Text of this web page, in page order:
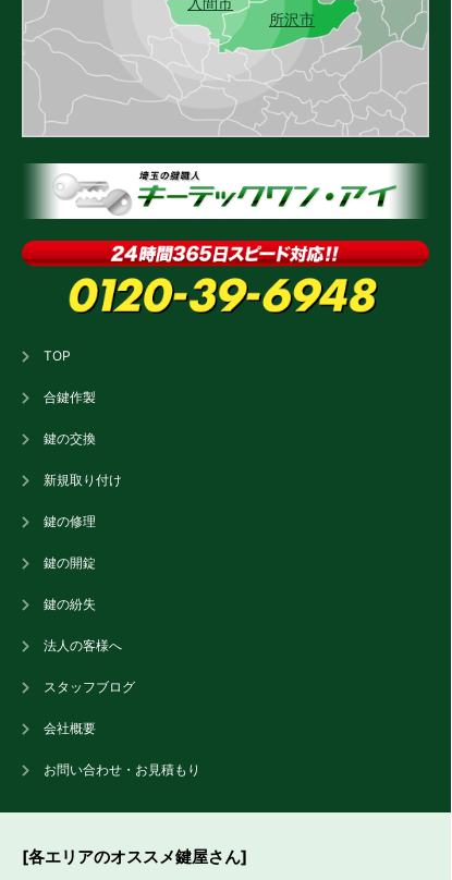
所沢市
TOP
合鍵作製
鍵の交換
新規取り付け
鍵の修理
鍵の開錠
鍵の紛失
法人の客様へ
スタッフブログ
会社概要
お問い合わせ・お見積もり
[各エリアのオススメ鍵屋さん]